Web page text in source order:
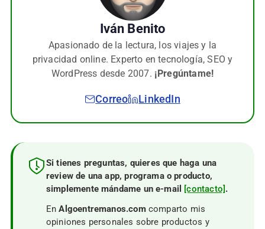
Iván Benito
Apasionado de la lectura, los viajes y la
privacidad online. Experto en tecnología, SEO y
WordPress desde 2007. ¡Pregúntame!
Correo LinkedIn
Si tienes preguntas, quieres que haga una
review de una app, programa o producto,
simplemente mándame un e-mail [contacto].
EnAlgoentremanos.comcomparto mis
opiniones personales sobre productos y